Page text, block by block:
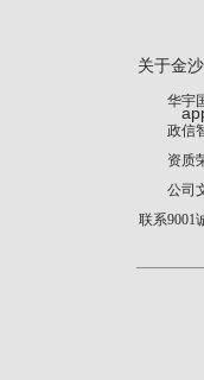
关于金
华宇
政信
资质
公司
联系9001